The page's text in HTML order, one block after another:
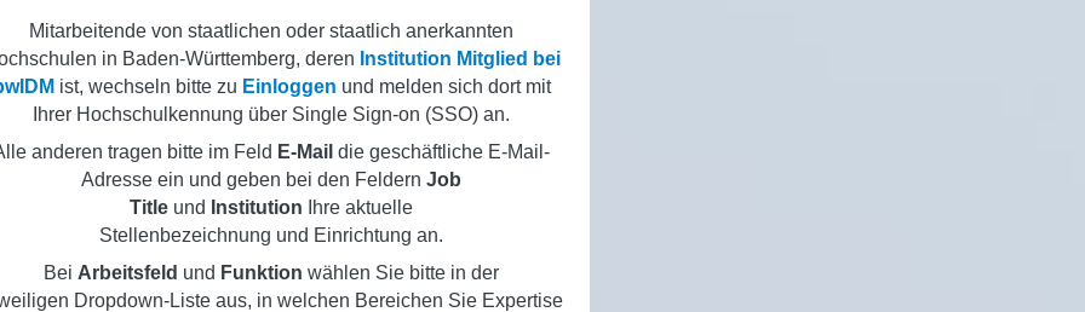
Mitarbeitende von staatlichen oder staatlich anerkannten
in Baden-Württemberg, deren Institution Mitglied bei
ist, wechseln bitte zu Einloggen und melden sich dort mit
Ihrer Hochschulkennung über Single Sign-on (SSO) an.
anderen tragen bitte im Feld E-Mail die geschäftliche E-Mail-
Adresse ein und geben bei den Feldern Job
Title und Institution Ihre aktuelle
Stellenbezeichnung und Einrichtung an.
Bei Arbeitsfeld und Funktion wählen Sie bitte in der
Dropdown-Liste aus, in welchen Bereichen Sie Expertise